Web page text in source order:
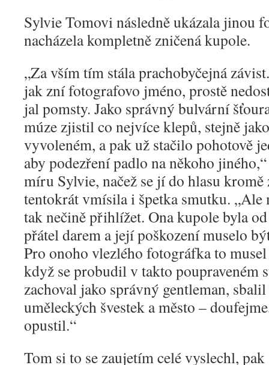
Sylvie Tomovi následně ukázala jinou
nacházela kompletně zničená kupole.
„Za vším tím stála prachobyčejná
jak zní fotografovo jméno, prostě
jal pomsty. Jako správný bulvární
múze zjistil co nejvíce klepů, stejně
vyvoleném, a pak už stačilo pohotově
aby podezření padlo na někoho
míru Sylvie, načež se jí do hlasu kromě
tentokrát vmísila i špetka smutku. „Ale
tak nečině přihlížet. Ona kupole byla
přátel darem a její poškození muselo
Pro onoho vlezlého fotográfka to
když se probudil v takto poupraveném
zachoval jako správný gentleman,
uměleckých švestek a město –
opustil.“
Tom si to se zaujetím celé vyslechl,